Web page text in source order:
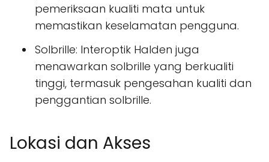
pemeriksaan kualiti mata untuk
memastikan keselamatan pengguna.
Solbrille: Interoptik Halden juga
menawarkan solbrille yang berkualiti
tinggi, termasuk pengesahan kualiti dan
penggantian solbrille.
Lokasi dan Akses